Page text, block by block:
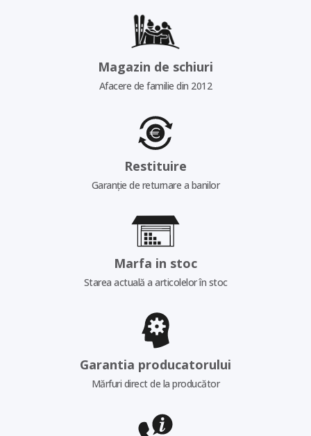
Magazin de schiuri
Afacere de familie din 2012
Restituire
Garanție de returnare a banilor
Marfa in stoc
Starea actuală a articolelor în stoc
Garantia producatorului
Mărfuri direct de la producător